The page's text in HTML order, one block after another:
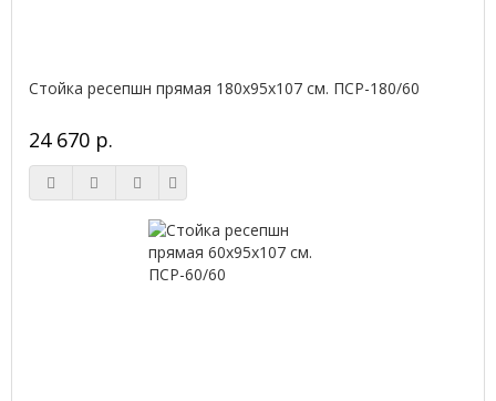
Стойка ресепшн прямая 180х95х107 см. ПСР-180/60
24 670 р.